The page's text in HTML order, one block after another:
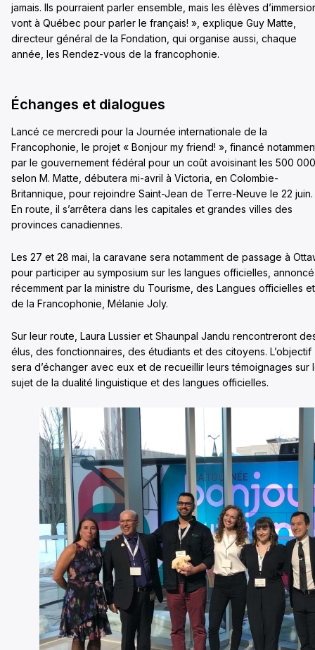
jamais. Ils pourraient parler ensemble, mais les élèves
vont à Québec pour parler le français! », explique Guy Matte,
directeur général de la Fondation, qui organise aussi, chaque
année, les Rendez-vous de la francophonie.
Échanges et dialogues
Lancé ce mercredi pour la Journée internationale de la
Francophonie, le projet « Bonjour my friend! », financé
par le gouvernement fédéral pour un coût avoisinant les 500
selon M. Matte, débutera mi-avril à Victoria, en Colombie-
Britannique, pour rejoindre Saint-Jean de Terre-Neuve le 22 juin.
En route, il s’arrêtera dans les capitales et grandes villes des
provinces canadiennes.
Les 27 et 28 mai, la caravane sera notamment de passage à
pour participer au symposium sur les langues officielles, annoncé
récemment par la ministre du Tourisme, des Langues officielles et
de la Francophonie, Mélanie Joly.
Sur leur route, Laura Lussier et Shaunpal Jandu rencontreront
élus, des fonctionnaires, des étudiants et des citoyens. L’objectif
sera d’échanger avec eux et de recueillir leurs témoignages sur
sujet de la dualité linguistique et des langues officielles.